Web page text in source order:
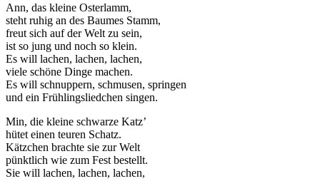
Ann, das kleine Osterlamm,
steht ruhig an des Baumes Stamm,
freut sich auf der Welt zu sein,
ist so jung und noch so klein.
Es will lachen, lachen, lachen,
viele schöne Dinge machen.
Es will schnuppern, schmusen, springen
und ein Frühlingsliedchen singen.
Min, die kleine schwarze Katz’
hütet einen teuren Schatz.
Kätzchen brachte sie zur Welt
pünktlich wie zum Fest bestellt.
Sie will lachen, lachen, lachen,